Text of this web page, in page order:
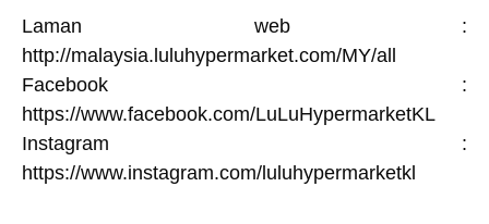
Laman web :
http://malaysia.luluhypermarket.com/MY/all
Facebook :
https://www.facebook.com/LuLuHypermarketKL
Instagram :
https://www.instagram.com/luluhypermarketkl